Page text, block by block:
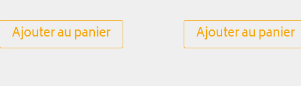
Ajouter au panier Ajouter au panier